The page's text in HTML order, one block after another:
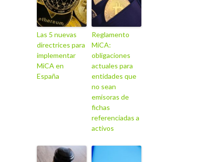
Las 5 nuevas
directrices para
implementar
MiCA en
España
Reglamento
MiCA:
obligaciones
actuales para
entidades que
no sean
emisoras de
fichas
referenciadas a
activos